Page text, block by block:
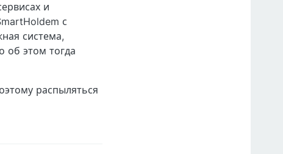
и
с
система,
об этом тогда
распыляться